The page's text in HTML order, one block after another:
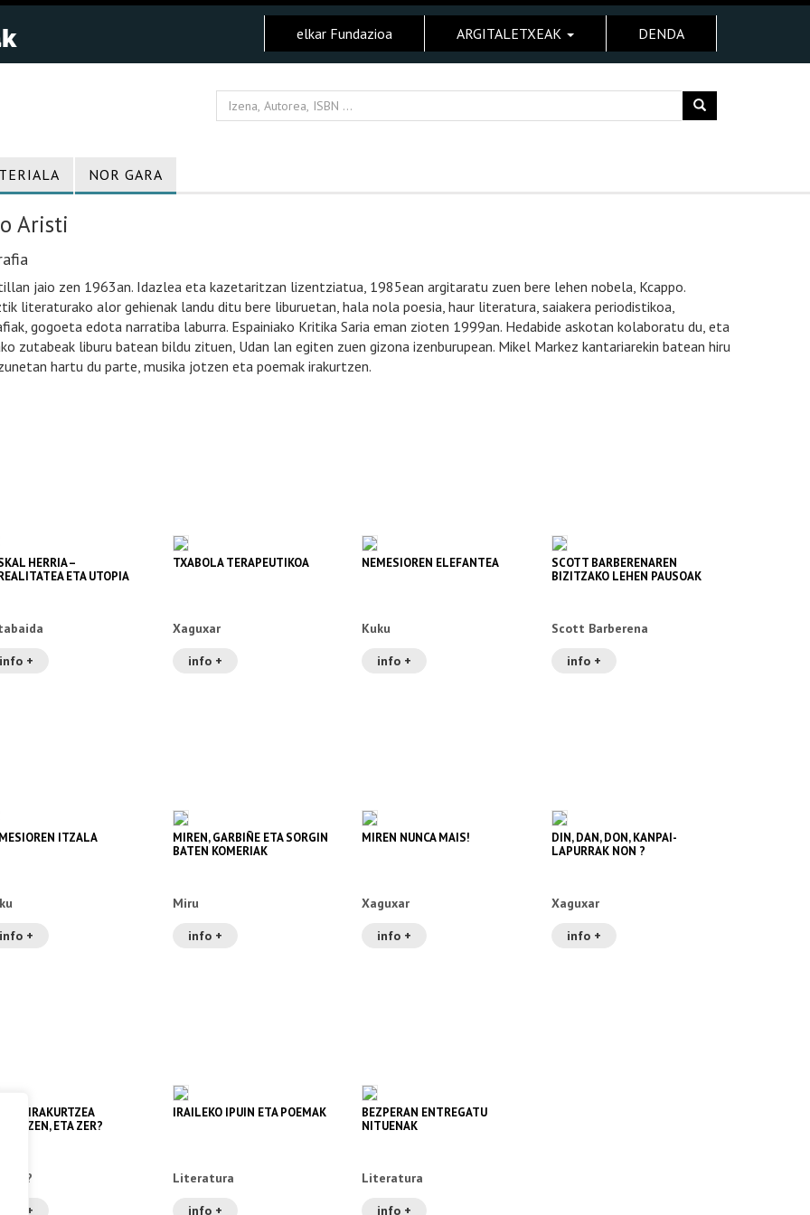
elkar Fundazioa ARGITALETXEAK DENDA
NOR GARA
Aristi
jaio zen 1963an. Idazlea eta kazetaritzan lizentziatua, 1985ean argitaratu zuen bere lehen nobela, Kcappo.
literaturako alor gehienak landu ditu bere liburuetan, hala nola poesia, haur literatura, saiakera periodistikoa,
gogoeta edota narratiba laburra. Espainiako Kritika Saria eman zioten 1999an. Hedabide askotan kolaboratu du, eta
zutabeak liburu batean bildu zituen, Udan lan egiten zuen gizona izenburupean. Mikel Markez kantariarekin batean hiru
hartu du parte, musika jotzen eta poemak irakurtzen.
HERRIA –
ETA UTOPIA
info +
TXABOLA TERAPEUTIKOA
Xaguxar
info +
NEMESIOREN ELEFANTEA
Kuku
info +
SCOTT BARBERENAREN
BIZITZAKO LEHEN PAUSOAK
Scott Barberena
info +
ITZALA
info +
MIREN, GARBIÑE ETA SORGIN
BATEN KOMERIAK
Miru
info +
MIREN NUNCA MAIS!
Xaguxar
info +
DIN, DAN, DON, KANPAI-
LAPURRAK NON ?
Xaguxar
info +
ZAIT IRAKURTZEA
ETA ZER?
zer?
info +
IRAILEKO IPUIN ETA POEMAK
Literatura
info +
BEZPERAN ENTREGATU
NITUENAK
Literatura
info +